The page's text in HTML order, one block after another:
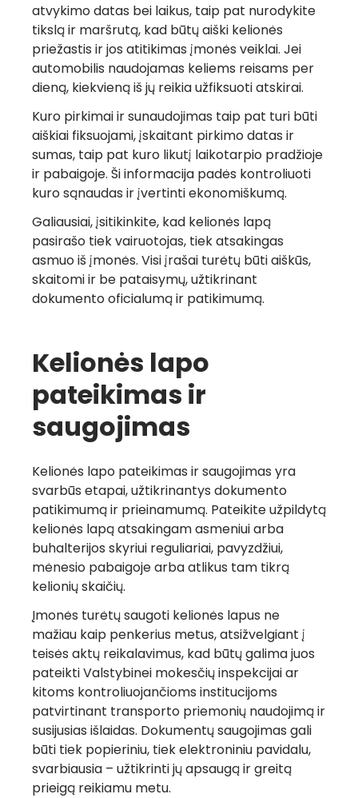
atvykimo datas bei laikus, taip pat nurodykite
tikslą ir maršrutą, kad būtų aiški kelionės
priežastis ir jos atitikimas įmonės veiklai. Jei
automobilis naudojamas keliems reisams per
dieną, kiekvieną iš jų reikia užfiksuoti atskirai.
Kuro pirkimai ir sunaudojimas taip pat turi būti
aiškiai fiksuojami, įskaitant pirkimo datas ir
sumas, taip pat kuro likutį laikotarpio pradžioje
ir pabaigoje. Ši informacija padės kontroliuoti
kuro sąnaudas ir įvertinti ekonomiškumą.
Galiausiai, įsitikinkite, kad kelionės lapą
pasirašo tiek vairuotojas, tiek atsakingas
asmuo iš įmonės. Visi įrašai turėtų būti aiškūs,
skaitomi ir be pataisymų, užtikrinant
dokumento oficialumą ir patikimumą.
Kelionės lapo
pateikimas ir
saugojimas
Kelionės lapo pateikimas ir saugojimas yra
svarbūs etapai, užtikrinantys dokumento
patikimumą ir prieinamumą. Pateikite užpildytą
kelionės lapą atsakingam asmeniui arba
buhalterijos skyriui reguliariai, pavyzdžiui,
mėnesio pabaigoje arba atlikus tam tikrą
kelionių skaičių.
Įmonės turėtų saugoti kelionės lapus ne
mažiau kaip penkerius metus, atsižvelgiant į
teisės aktų reikalavimus, kad būtų galima juos
pateikti Valstybinei mokesčių inspekcijai ar
kitoms kontroliuojančioms institucijoms
patvirtinant transporto priemonių naudojimą ir
susijusias išlaidas. Dokumentų saugojimas gali
būti tiek popieriniu, tiek elektroniniu pavidalu,
svarbiausia – užtikrinti jų apsaugą ir greitą
prieigą reikiamu metu.
Greita rekomendacija
= nemokamas mėnuo
su LINQO